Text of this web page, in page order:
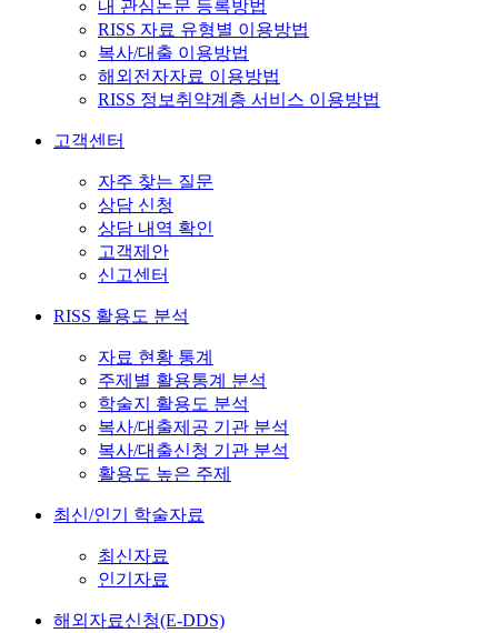
내 관심논문 등록방법
RISS 자료 유형별 이용방법
복사/대출 이용방법
해외전자자료 이용방법
RISS 정보취약계층 서비스 이용방법
고객센터
자주 찾는 질문
상담 신청
상담 내역 확인
고객제안
신고센터
RISS 활용도 분석
자료 현황 통계
주제별 활용통계 분석
학술지 활용도 분석
복사/대출제공 기관 분석
복사/대출신청 기관 분석
활용도 높은 주제
최신/인기 학술자료
최신자료
인기자료
해외자료신청(E-DDS)